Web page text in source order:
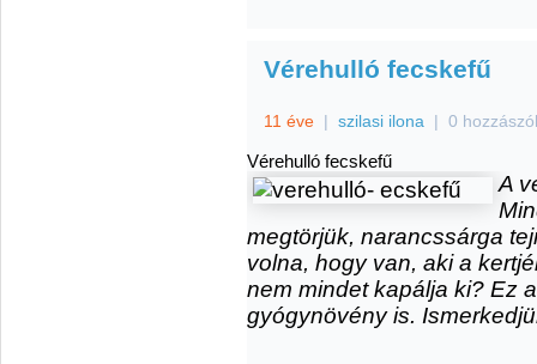
Vérehulló fecskefű
11 éve | szilasi ilona | 0
Vérehulló fecskefű
A
megtörjük, narancssárga
volna, hogy van, aki a
nem mindet kapálja ki? Ez
gyógynövény is.